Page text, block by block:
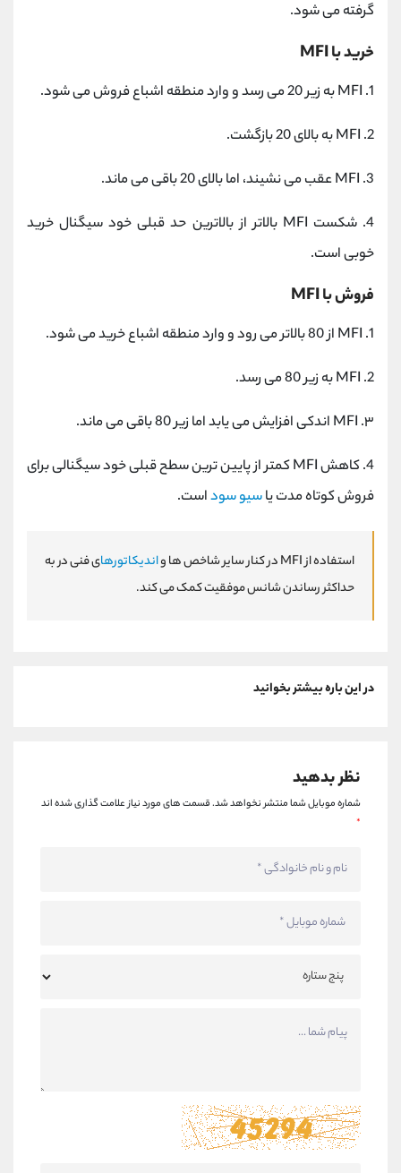
گرفته می شود.
خرید با MFI
1. MFI به زیر 20 می رسد و وارد منطقه اشباع فروش می شود.
2. MFI به بالای 20 بازگشت.
3. MFI عقب می نشیند، اما بالای 20 باقی می ماند.
4.
شکست MFI بالاتر از بالاترین حد قبلی خود سیگنال خرید
خوبی است.
فروش با MFI
1. MFI از 80 بالاتر می رود و وارد منطقه اشباع خرید می شود.
2. MFI به زیر 80 می رسد.
۳. MFI اندکی افزایش می یابد اما زیر 80 باقی می ماند.
4. کاهش MFI کمتر از پایین ترین سطح قبلی خود سیگنالی برای
فروش کوتاه مدت یاسیو سوداست.
استفاده از MFI در کنار سایر شاخص ها و اندیکاتورهای فنی در به
حداکثر رساندن شانس موفقیت کمک می کند.
در این باره بیشتر بخوانید
نظر بدهید
شماره موبایل شما منتشر نخواهد شد.قسمت های مورد نیاز علامت گذاری شده اند
*